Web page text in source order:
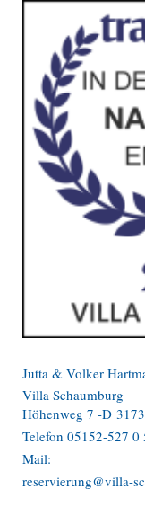
Jutta & Volker
Villa Schaumburg
Höhenweg 7 -D
Telefon 05152-527 0
Mail:
reservierung@villa-